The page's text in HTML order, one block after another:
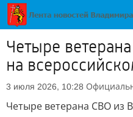
Четыре
на
3 июля 2026, 10:28
Четыре ветерана СВО из